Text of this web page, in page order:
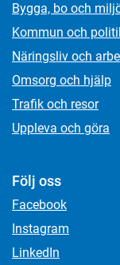
Bygga, bo och
Kommun och
Näringsliv och
Omsorg och hjälp
Trafik och resor
Uppleva och göra
Följ oss
Facebook
Instagram
LinkedIn